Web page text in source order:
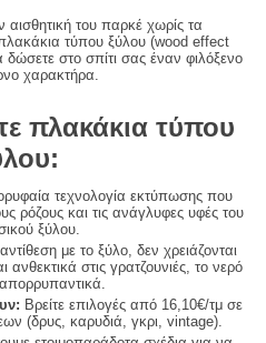
αισθητική του παρκέ χωρίς τα
τύπου ξύλου(wood effect
δώσετε στο σπίτι σας έναν φιλόξενο
χαρακτήρα.
πλακάκια τύπου
τεχνολογία εκτύπωσης που
ρόζους και τις ανάγλυφες υφές του
ξύλου.
με το ξύλο, δεν χρειάζονται
ανθεκτικά στις γρατζουνιές, το νερό
Βρείτε επιλογές από 16,10€/τμ σε
(δρυς, καρυδιά, γκρι, vintage).